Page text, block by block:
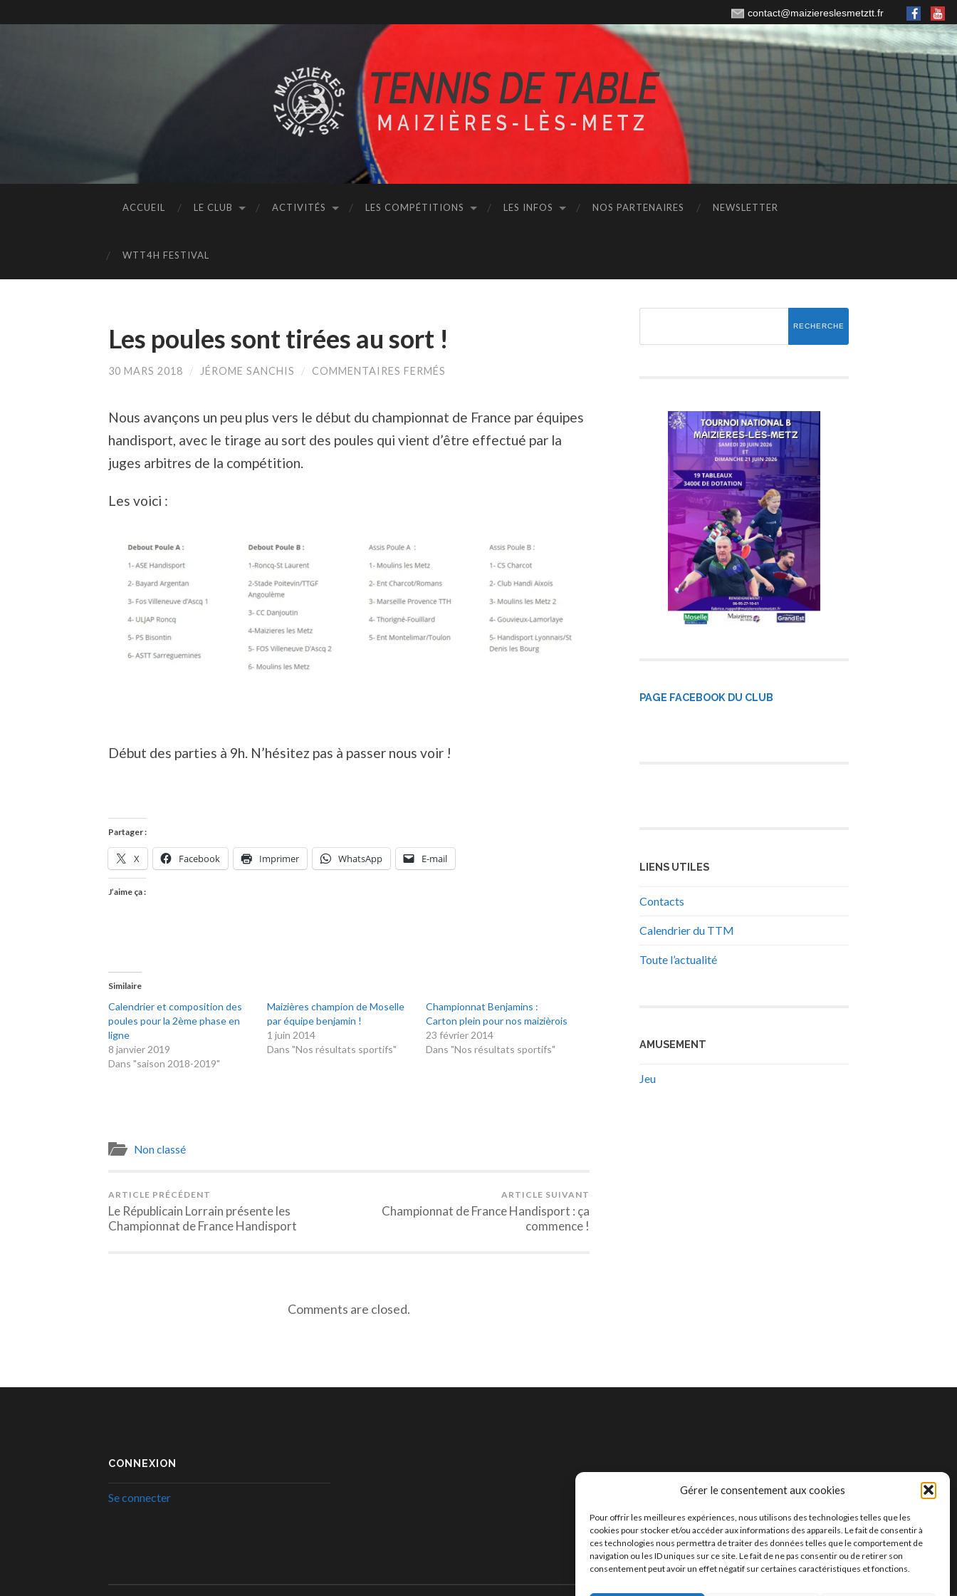
Gérer le consentement aux cookies
Pour offrir les meilleures expériences, nous utilisons des technologies telles que les
cookies pour stocker et/ou accéder aux informations des appareils. Le fait de consentir à
ces technologies nous permettra de traiter des données telles que le comportement de
navigation ou les ID uniques sur ce site. Le fait de ne pas consentir ou de retirer son
consentement peut avoir un effet négatif sur certaines caractéristiques et fonctions.
contact@maiziereslesmetztt.fr
ACCUEIL LE CLUB ACTIVITÉS LES COMPÉTITIONS LES INFOS NOS PARTENAIRES NEWSLETTER
WTT4H FESTIVAL
Les poules sont tirées au sort !
30 MARS 2018 / JÉROME SANCHIS / COMMENTAIRES FERMÉS
TIRÉES
SORT
Nous avançons un peu plus vers le début du championnat de France par équipes
handisport, avec le tirage au sort des poules qui vient d’être effectué par la
juges arbitres de la compétition.
Les voici :
Début des parties à 9h. N’hésitez pas à passer nous voir !
Partager :
X Facebook Imprimer WhatsApp E-mail
J’aime ça :
Similaire
Calendrier et composition des
poules pour la 2ème phase en
ligne
8 janvier 2019
Dans "saison 2018-2019"
Maizières champion de Moselle
par équipe benjamin !
1 juin 2014
Dans "Nos résultats sportifs"
Championnat Benjamins :
Carton plein pour nos maizièrois
23 février 2014
Dans "Nos résultats sportifs"
Non classé
ARTICLE PRÉCÉDENT
Le Républicain Lorrain présente les
Championnat de France Handisport
ARTICLE SUIVANT
Championnat de France Handisport : ça
commence !
Comments are closed.
PAGE FACEBOOK DU CLUB
LIENS UTILES
Contacts
Calendrier du TTM
Toute l’actualité
AMUSEMENT
Jeu
CONNEXION
Se connecter